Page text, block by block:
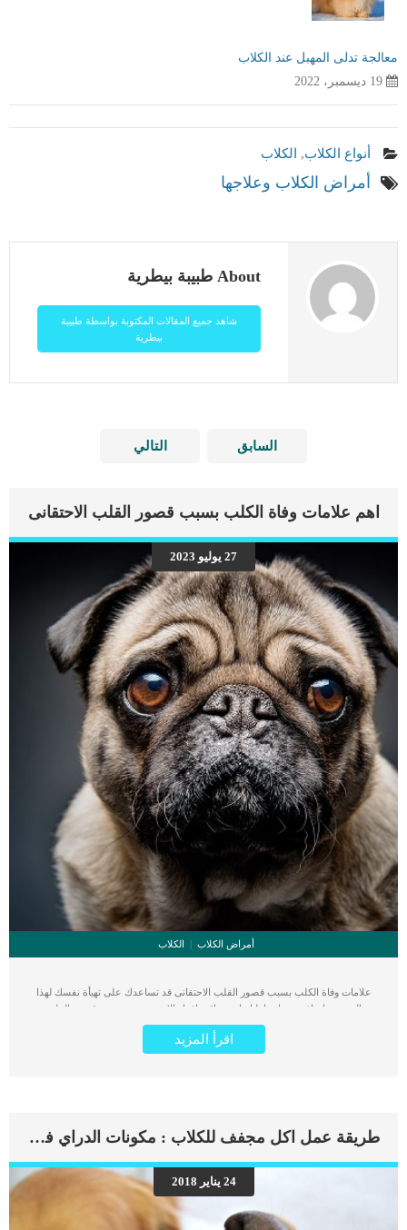
معالجة تدلى المهبل عند الكلاب
19 ديسمبر، 2022
أنواع الكلاب, الكلاب
أمراض الكلاب وعلاجها
About طبيبة بيطرية
شاهد جميع المقالات المكتوبة بواسطة طبيبة
بيطرية
السابق التالي
اهم علامات وفاة الكلب بسبب قصور القلب الاحتقانى
27 يوليو 2023
أمراض الكلاب الكلاب
علامات وفاة الكلب بسبب قصور القلب الاحتقانى قد تساعدك على تهيأة نفسك لهذا
الحدث, واتخاذ جميع احتياطتك انت وباقى افراد الاسرة. يعتبر مرض قصور القلب
الاحتقانى من اخطر الحالات المرضية التى يمكن ان يتعرض لها جميع الكائنات الحية بما فى
ذلك الكلاب والقطط. كما ان القلب يعتبر عضوا رئيسيا فى جسم الكلاب, واى قصور به
اقترب من مرحلة يحتافيها إلى رعاية المسنين أو قد تفكر في القتل الرحيم. يمكننا اختصار
النهاية. اهم علامات وفاة الكلاب بسبب قصور القلب الاحتقانى كما ذكرنا ستكون هذه
العلامات عبارة عن مراحل متدرجة الى المرحلة الاخيرة وهى الوفاة. _المرحلة الاولى,
تظهر ان الكلب معرض لخطر الإصابة بسرطان القلب ، ولكن ليس لديه أعراض ولا
تغييرات في القلب. _المرحلة الثانية,يعاني الكلب […]
اقرأ المزيد
طريقة عمل اكل مجفف للكلاب : مكونات الدراي فود للكلاب
24 يناير 2018